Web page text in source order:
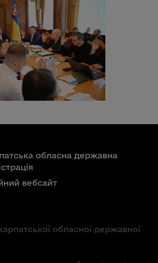
обласна державна
вебсайт
обласної державної